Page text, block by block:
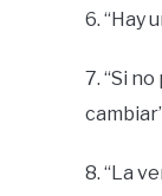
6. “Hay
7. “Si
8. “La